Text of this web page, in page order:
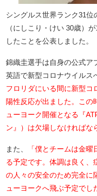
シングルス世界ランク31
（にしこり・けい 30歳）
したことを公表しました。
錦織圭選手は自身の公式ア
英語で新型コロナウイルス
フロリダにいる間に新型コ
陽性反応が出ました。この
ューヨーク開催となる『
ン』）は欠場しなければな
また、
「僕とチームは金
る予定です。体調は良く、
の人々の安全のため完全に
ューヨークへ飛ぶ予定でし